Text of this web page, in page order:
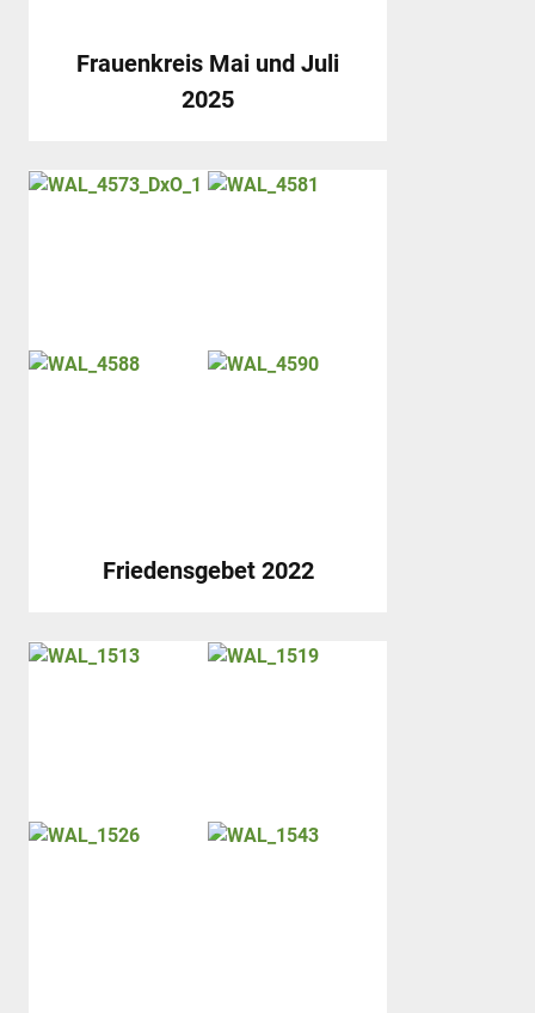
Frauenkreis Mai und Juli
2025
Friedensgebet 2022